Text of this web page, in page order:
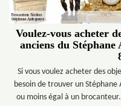
Voulez-vous acheter
anciens du
Si vous voulez acheter des
besoin de trouver un
ou moins égal à un